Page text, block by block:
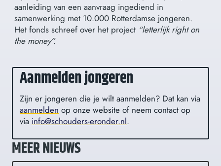
aanleiding van een aanvraag ingediend in
samenwerking met 10.000 Rotterdamse jongeren.
Het fonds schreef over het project “letterlijk right on
the money”.
Aanmelden jongeren
Zijn er jongeren die je wilt aanmelden? Dat kan via
aanmelden op onze website of neem contact op
via info@schouders-eronder.nl.
MEER NIEUWS